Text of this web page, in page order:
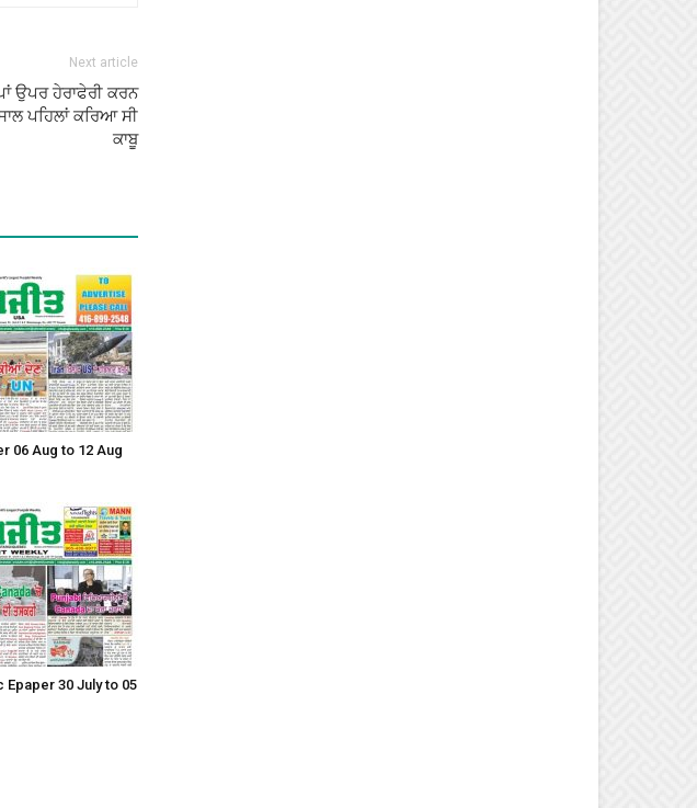
Next article
ਉਪਰ ਹੇਰਾਫੇਰੀ ਕਰਨ
ਪਹਿਲਾਂ ਕਰਿਆ ਸੀ
ਕਾਬੂ
06 Aug to 12 Aug
Epaper 30 July to 05